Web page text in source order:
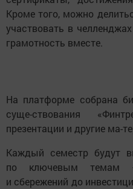
Кроме того, можно
участвовать в
грамотность вместе.
На платформе собрана
суще-ствования
презентации и другие ма-
Каждый семестр будут
по ключевым темам
и сбережений до